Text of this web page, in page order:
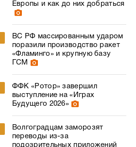
Европы и как до них добраться
ВС РФ массированным ударом
поразили производство ракет
«Фламинго» и крупную базу
ГСМ
ФФК «Ротор» завершил
выступление на «Играх
Будущего 2026»
Волгоградцам заморозят
переводы из-за
подозрительных приложений